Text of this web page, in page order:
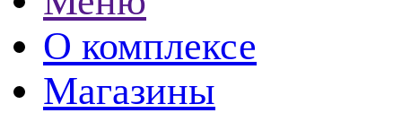
О комплексе
Магазины